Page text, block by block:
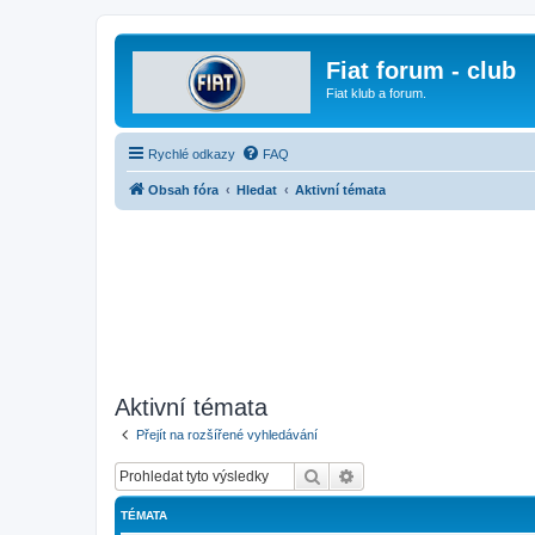
Fiat forum - club
Fiat klub a forum.
Rychlé odkazy FAQ
Obsah fóra Hledat Aktivní témata
Aktivní témata
Přejít na rozšířené vyhledávání
Hledat
TÉMATA